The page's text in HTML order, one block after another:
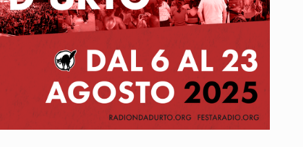
මහාධිකරණය විසින්…
.කෙටි කවියක දිගු බර…
පාඨයක් වූවේ…